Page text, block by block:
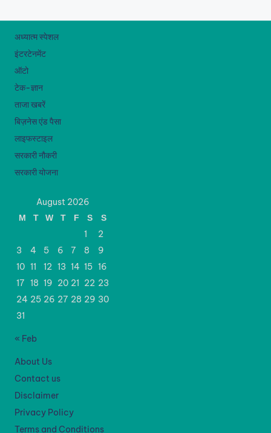
अध्यात्म स्पेशल
इंटरटेनमेंट
ऑटो
टेक-ज्ञान
ताजा खबरें
बिज़नेस एंड पैसा
लाइफस्टाइल
सरकारी नौकरी
सरकारी योजना
August 2026
M T W T F S S
1
2
3
4 5 6 7 8
9
10 11 12 13 14 15 16
17 18 19 20 21 22 23
24 25 26 27 28 29 30
31
« Feb
About Us
Contact us
Disclaimer
Privacy Policy
Terms and Conditions